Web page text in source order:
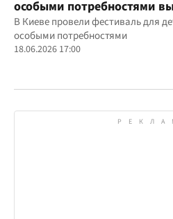
особыми потребностями
всеукраинском фестивале
В Киеве провели фестиваль для
особыми потребностями
18.06.2026 17:00